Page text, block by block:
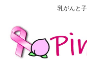
乳がんと